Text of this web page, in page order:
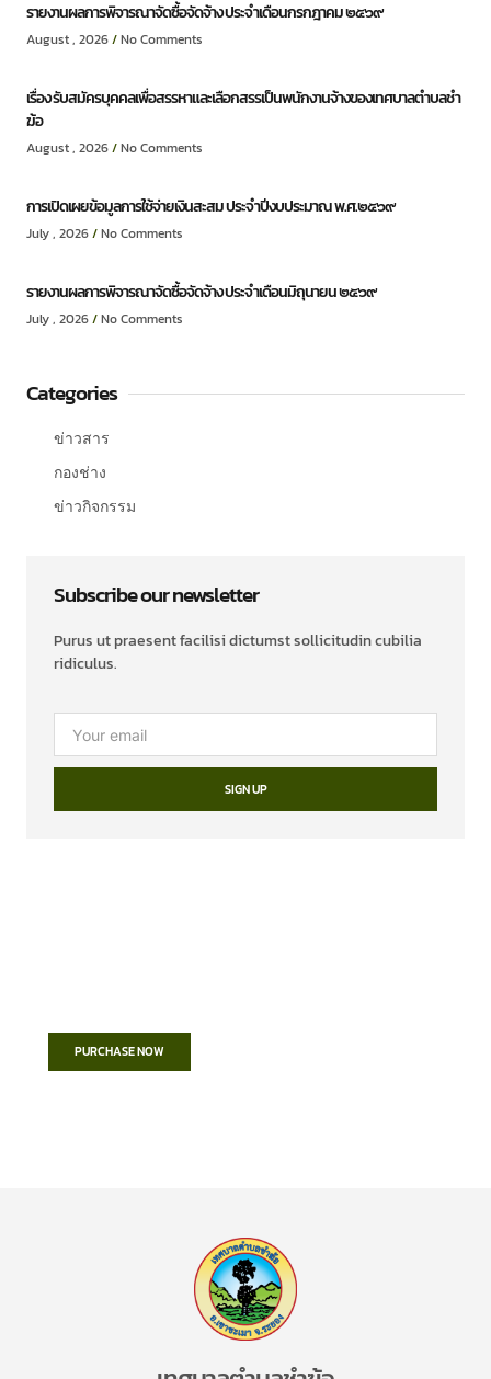
รายงานผลการพิจารณาจัดซื้อจัดจ้าง ประจำเดือนกรกฎาคม ๒๕๖๙
August , 2026 No Comments
เรื่อง รับสมัครบุคคลเพื่อสรรหาและเลือกสรรเป็นพนักงานจ้างของเทศบาลตำบลชำ
ฆ้อ
August , 2026 No Comments
การเปิดเผยข้อมูลการใช้จ่ายเงินสะสม ประจำปีงบประมาณ พ.ศ.๒๕๖๙
July , 2026 No Comments
รายงานผลการพิจารณาจัดซื้อจัดจ้าง ประจำเดือนมิถุนายน ๒๕๖๙
July , 2026 No Comments
Categories
ข่าวสาร
กองช่าง
ข่าวกิจกรรม
Subscribe our newsletter
Purus ut praesent facilisi dictumst sollicitudin cubilia
ridiculus.
SIGN UP
PURCHASE NOW